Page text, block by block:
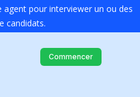
pour interviewer un ou des
candidats.
Commencer